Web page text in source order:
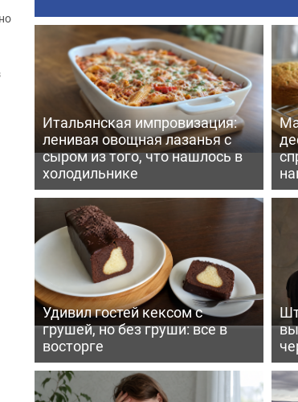
Итальянская импровизация:
ленивая овощная лазанья с
сыром из того, что нашлось в
холодильнике
Удивил гостей кексом с
грушей, но без груши: все в
восторге